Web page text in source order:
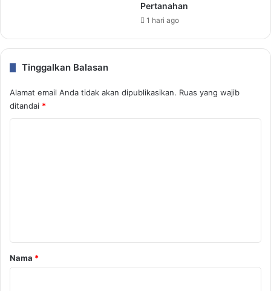
Pertanahan
1 hari ago
Tinggalkan Balasan
Alamat email Anda tidak akan dipublikasikan. Ruas yang wajib
ditandai *
rNama *